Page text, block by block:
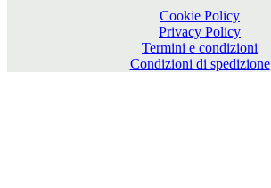
Cookie Policy
Privacy Policy
Termini e condizioni
Condizioni di spedizione